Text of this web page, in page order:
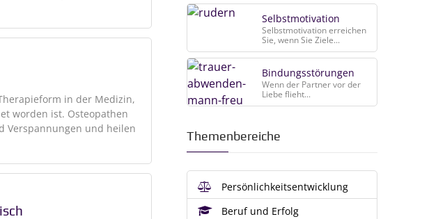
in der Medizin,
worden ist. Osteopathen
Verspannungen und heilen
Selbstmotivation
Selbstmotivation erreichen
Sie, wenn Sie Ziele...
Bindungsstörungen
Wenn der Partner vor der
Liebe flieht...
Themenbereiche
Persönlichkeitsentwicklung
Beruf und Erfolg